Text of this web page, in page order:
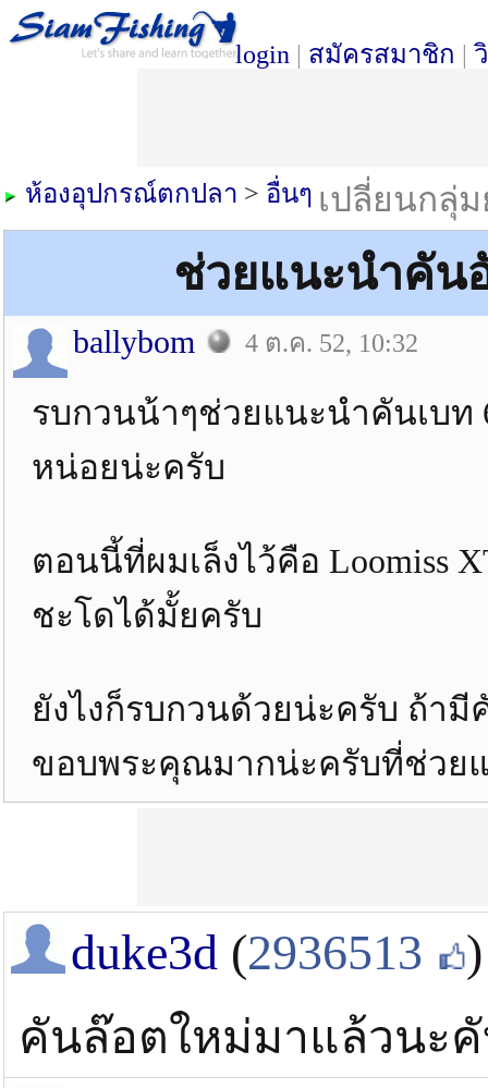
login | สมัครสมาชิก |
เปลี่ยนกลุ่
ห้องอุปกรณ์ตกปลา > อื่นๆ
ช่วยแนะนำคัน
ballybom 4 ต.ค. 52, 10:32
รบกวนน้าๆช่วยแนะนำคันเบท
หน่อยน่ะครับ
ตอนนี้ที่ผมเล็งไว้คือ Loomiss
ชะโดได้มั้ยครับ
ยังไงก็รบกวนด้วยน่ะครับ ถ้า
ขอบพระคุณมากน่ะครับที่ช่วย
duke3d (2936513 )
คันล๊อตใหม่มาแล้วนะ